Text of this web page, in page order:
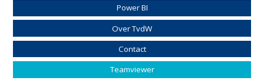
Power BI
Over TvdW
Contact
Teamviewer